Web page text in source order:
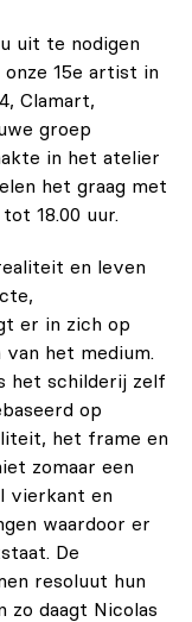
uit te nodigen
15e artist in
Clamart,
groep
in het atelier
het graag met
18.00 uur.
en leven
er in zich op
het medium.
het schilderij zelf
op
het frame en
zomaar een
vierkant en
waardoor er
De
resoluut hun
zo daagt Nicolas